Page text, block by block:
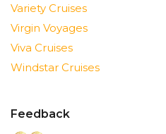
Variety Cruises
Virgin Voyages
Viva Cruises
Windstar Cruises
Feedback